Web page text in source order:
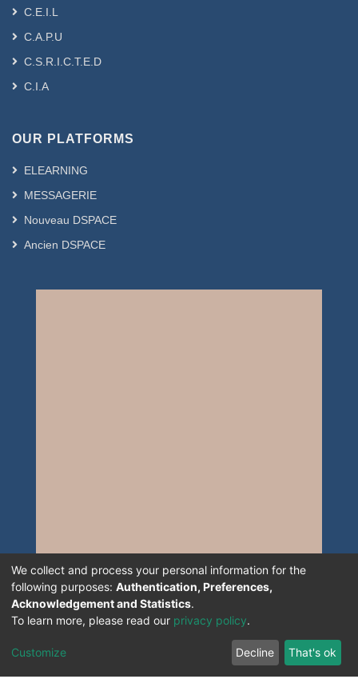
C.E.I.L
C.A.P.U
C.S.R.I.C.T.E.D
C.I.A
OUR PLATFORMS
ELEARNING
MESSAGERIE
Nouveau DSPACE
Ancien DSPACE
We collect and process your personal information for the
following purposes: Authentication, Preferences,
Acknowledgement and Statistics.
To learn more, please read our privacy policy.
Customize Decline That's ok